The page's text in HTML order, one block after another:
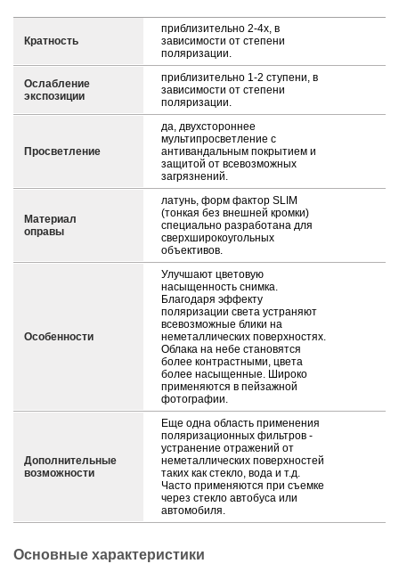
Кратность
приблизительно 2-4х, в
зависимости от степени
поляризации.
Ослабление
экспозиции
приблизительно 1-2 ступени, в
зависимости от степени
поляризации.
Просветление
да, двухстороннее
мультипросветление с
антивандальным покрытием и
защитой от всевозможных
загрязнений.
Материал
оправы
латунь, форм фактор SLIM
(тонкая без внешней кромки)
специально разработана для
сверхширокоугольных
объективов.
Особенности
Улучшают цветовую
насыщенность снимка.
Благодаря эффекту
поляризации света устраняют
всевозможные блики на
неметаллических поверхностях.
Облака на небе становятся
более контрастными, цвета
более насыщенные. Широко
применяются в пейзажной
фотографии.
Дополнительные
возможности
Еще одна область применения
поляризационных фильтров -
устранение отражений от
неметаллических поверхностей
таких как стекло, вода и т.д.
Часто применяются при съемке
через стекло автобуса или
автомобиля.
Основные характеристики